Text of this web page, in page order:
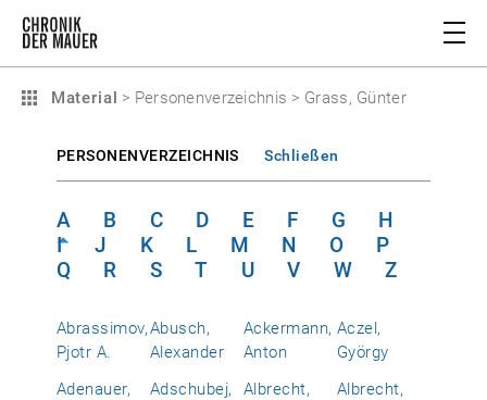
Material > Personenverzeichnis > Grass, Günter
PERSONENVERZEICHNIS Schließen
A B C D E F G
H
I
J K L M N O
P
Q
R S T U V W Z
Abrassimov,
Pjotr A.
Abusch,
Alexander
Ackermann,
Anton
Aczel,
György
Adenauer,
Adschubej,
Albrecht,
Albrecht,